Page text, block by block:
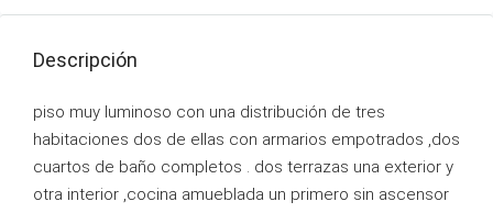
Descripción
piso muy luminoso con una distribución de tres
habitaciones dos de ellas con armarios empotrados ,dos
cuartos de baño completos . dos terrazas una exterior y
otra interior ,cocina amueblada un primero sin ascensor